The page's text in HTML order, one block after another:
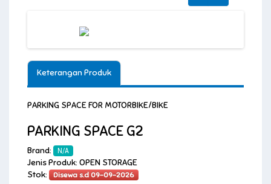
Keterangan Produk
PARKING SPACE FOR MOTORBIKE/BIKE
PARKING SPACE G2
Brand: N/A
Jenis Produk: OPEN STORAGE
Stok:
Disewa s.d 09-09-2026